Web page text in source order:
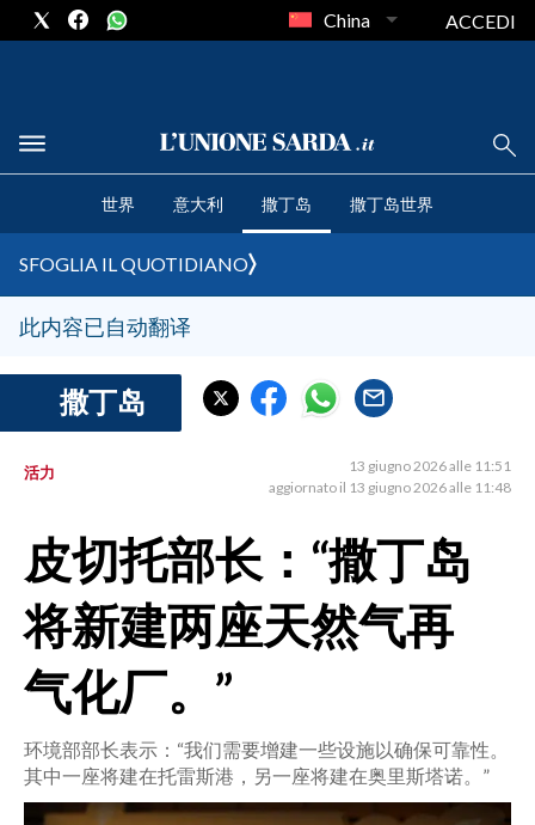
CRONACA SARDEGNA
SULCIS IGLESIENTE
MEDIO CAMPIDANO
SASSARI E PROVINCIA
NUORO E PROVINCIA
AGENDA
CRONACA
ITALIA
MONDO
POLITICA
ECONOMIA
China ACCEDI
世界 意大利 撒丁岛 撒丁岛世界
SFOGLIA IL QUOTIDIANO
此内容已自动翻译
撒丁岛
活力
13 giugno 2026 alle 11:51
aggiornato il 13 giugno 2026 alle 11:48
皮切托部长：“撒丁岛
将新建两座天然气再
气化厂。”
环境部部长表示：“我们需要增建一些设施以确保可靠性。
其中一座将建在托雷斯港，另一座将建在奥里斯塔诺。”